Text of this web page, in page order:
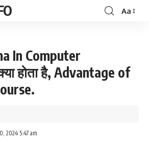
Font
Aa
In Computer
होता है, Advantage of
2024 5:47 am